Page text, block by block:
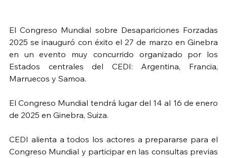
El Congreso Mundial sobre Desapariciones Forzadas
2025 se inauguró con éxito el 27 de marzo en Ginebra
en un evento muy concurrido organizado por los
Estados centrales del CEDI: Argentina, Francia,
Marruecos y Samoa.
El Congreso Mundial tendrá lugar del 14 al 16 de enero
de 2025 en Ginebra, Suiza.
CEDI alienta a todos los actores a prepararse para el
Congreso Mundial y participar en las consultas previas